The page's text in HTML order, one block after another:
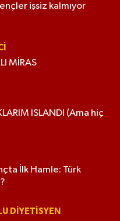
işsiz kalmıyor
MİRAS
ISLANDI (Ama hiç
İlk Hamle: Türk
DIYETISYEN